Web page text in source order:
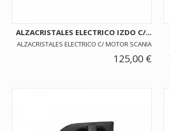
ALZACRISTALES ELECTRICO IZDO C/...
ALZACRISTALES ELECTRICO C/ MOTOR SCANIA
125,00 €